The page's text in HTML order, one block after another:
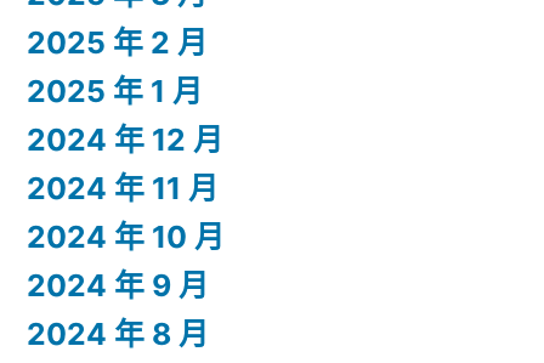
2025 年 2 月
2025 年 1 月
2024 年 12 月
2024 年 11 月
2024 年 10 月
2024 年 9 月
2024 年 8 月